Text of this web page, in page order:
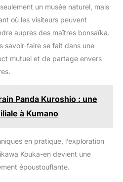
un musée naturel, mais
où les visiteurs peuvent
auprès des maîtres bonsaïka.
savoir-faire se fait dans une
mutuel et de partage envers
Panda Kuroshio : une
à Kumano
en pratique, l’exploration
Kouka-en devient une
époustouflante.